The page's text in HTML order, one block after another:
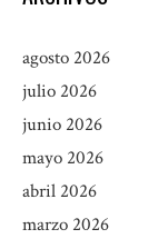
agosto 2026
julio 2026
junio 2026
mayo 2026
abril 2026
marzo 2026